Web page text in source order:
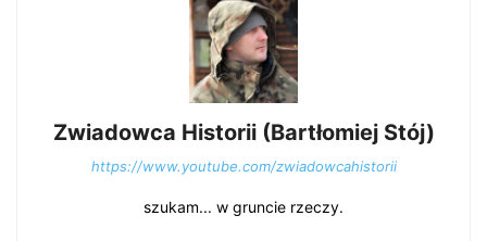
Zwiadowca Historii (Bartłomiej Stój)
https://www.youtube.com/zwiadowcahistorii
szukam... w gruncie rzeczy.